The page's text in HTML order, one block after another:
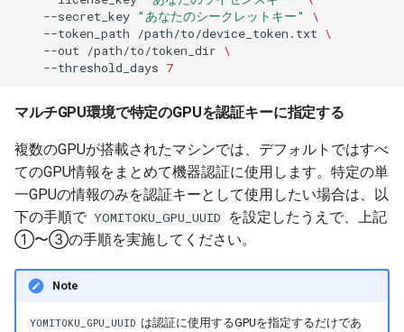
--secret_key "あなたのシークレットキー"
\
--token_path
/path/to/device_token.txt \
--out
/path/to/token_dir \
--threshold_days 7
マルチGPU環境で特定のGPUを認証キーに指定する
複数のGPUが搭載されたマシンでは、デフォルトではすべ
てのGPU情報をまとめて機器認証に使用します。特定の単
一GPUの情報のみを認証キーとして使用したい場合は、以
下の手順で YOMITOKU_GPU_UUID
を設定したうえで、上記
①〜③の手順を実施してください。
Note
YOMITOKU_GPU_UUID は認証に使用するGPUを指定するだけであ